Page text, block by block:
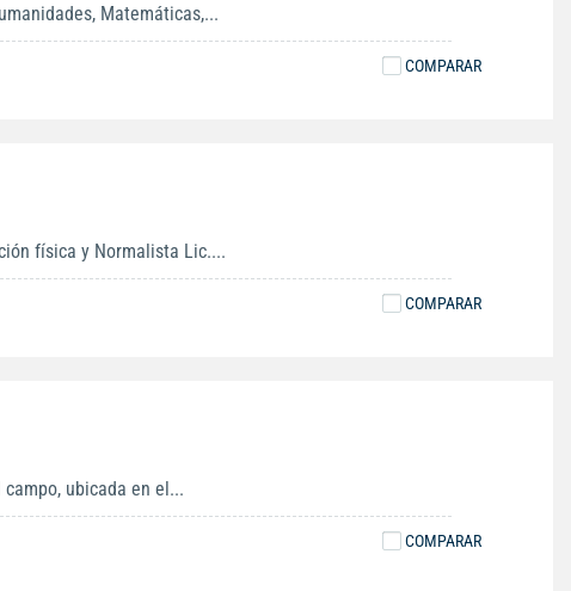
Matemáticas,...
COMPARAR
física y Normalista Lic....
COMPARAR
ubicada en el...
COMPARAR